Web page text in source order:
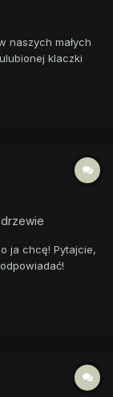
naszych małych
klaczki
Babs
ja chcę! Pytajcie,